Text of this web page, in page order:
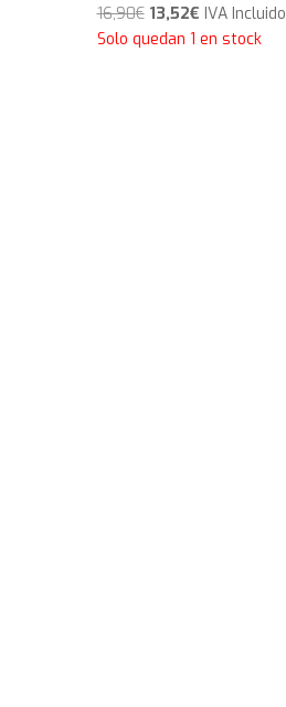
16,90€ El
precio
13,52€El
precio
IVA Incluido
Solo quedan 1 en stock